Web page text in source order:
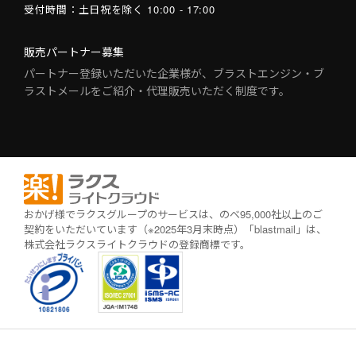
受付時間： 土日祝を除く 10:00 - 17:00
販売パートナー募集
パートナー登録いただいた企業様が、ブラストエンジン・ブ
ラストメールをご紹介・代理販売いただく制度です。
おかげ様でラクスグループのサービスは、のべ95,000社以上のご
契約をいただいています（※2025年3月末時点）
「blastmail」は、
株式会社ラクスライトクラウドの登録商標です。